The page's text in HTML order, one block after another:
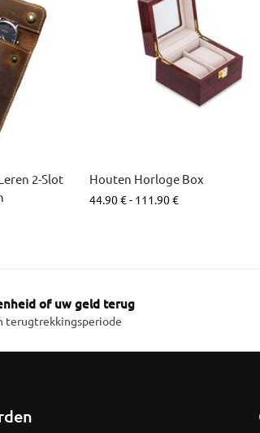
2-Slot
Houten Horloge Box
44.90€- 111.90€
of uw geld terug
terugtrekkingsperiode